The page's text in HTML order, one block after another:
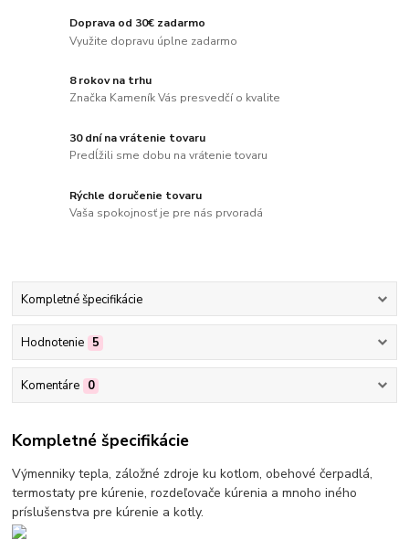
Doprava od 30€ zadarmo
Využite dopravu úplne zadarmo
8 rokov na trhu
Značka Kameník Vás presvedčí o kvalite
30 dní na vrátenie tovaru
Predĺžili sme dobu na vrátenie tovaru
Rýchle doručenie tovaru
Vaša spokojnosť je pre nás prvoradá
Kompletné špecifikácie
Hodnotenie 5
Komentáre 0
Kompletné špecifikácie
Výmenniky tepla, záložné zdroje ku kotlom, obehové čerpadlá,
termostaty pre kúrenie, rozdeľovače kúrenia a mnoho iného
príslušenstva pre kúrenie a kotly.